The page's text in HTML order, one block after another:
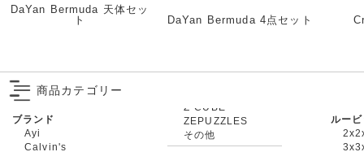
DaYan Bermuda 天体セッ
ト
DaYan Bermuda 4点セット
商品カテゴリー
ブランド
Ayi
Calvin's
ZEPUZZLES
その他
ルー